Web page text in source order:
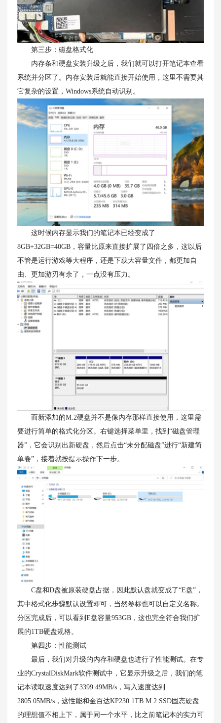
第三步：磁盘格式化
内存条和硬盘安装升级之后，我们就可以打开笔记本查看
系统并分区了。内存安装后就能直接开始使用，这里不需要其
它复杂的设置，Windows系统自动识别。
这时候内存显示我们的笔记本已经变成了
8GB+32GB=40GB，容量比原来直接扩展了四倍之多，这以后
不管是运行游戏等大程序，还是下载大容量文件，都更加自
由、更加游刃有余了，一点没有压力。
而新添加的M.2硬盘并不是像内存那样直接使用，这里需
要进行简单的格式化分区。右键选择菜单里，找到“磁盘管理
器”，它会识别出新硬盘，然后点击“未分配磁盘”进行“新建简
单卷”，接着就按提示操作下一步。
C盘和D盘被原装硬盘占据，因此默认盘就变成了“E盘”，
其中格式化步骤默认设置即可，当然卷标也可以自定义名称。
分区完成后，可以看到E盘容量953GB，这也完全符合我们扩
展的1TB硬盘规格。
第四步：性能测试
最后，我们对升级的内存和硬盘也进行了性能测试。在专
业的CrystalDiskMark软件测试中，它显示升级之后，我们的笔
记本读取速度达到了3399.49MB/s，写入速度达到
2805.05MB/s，这性能和金百达KP230 1TB M.2 SSD固态硬盘
的理想值不相上下，属于同一个水平，比之前笔记本的实力可